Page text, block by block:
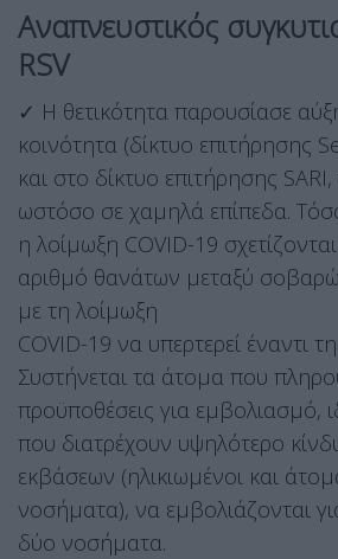
Αναπνευστικός
RSV
✓ Η θετικότητα παρουσίασε
κοινότητα (δίκτυο επιτήρησης
και στο δίκτυο επιτήρησης
ωστόσο σε χαμηλά επίπεδα.
η λοίμωξη COVID-19
αριθμό θανάτων μεταξύ
με τη λοίμωξη
COVID-19 να υπερτερεί έναντι
Συστήνεται τα άτομα που
προϋποθέσεις για εμβολιασμό,
που διατρέχουν υψηλότερο
εκβάσεων (ηλικιωμένοι και
νοσήματα), να εμβολιάζονται
δύο νοσήματα.